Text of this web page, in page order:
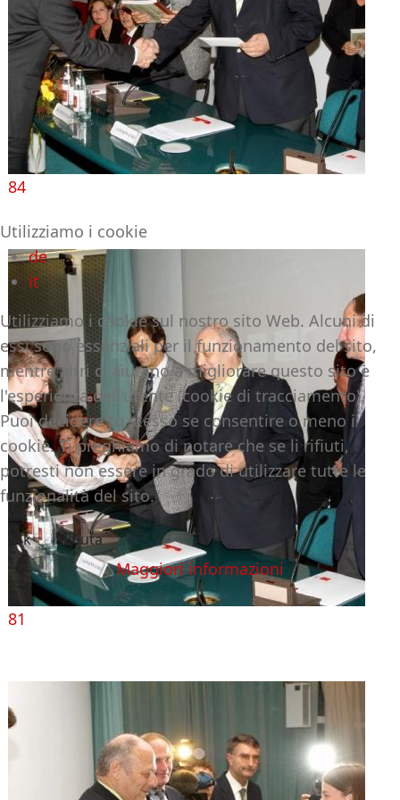
84
81
Utilizziamo i cookie
de
it
Utilizziamo i cookie sul nostro sito Web. Alcuni di
essi sono essenziali per il funzionamento del sito,
mentre altri ci aiutano a migliorare questo sito e
l'esperienza dell'utente (cookie di tracciamento).
Puoi decidere tu stesso se consentire o meno i
cookie. Ti preghiamo di notare che se li rifiuti,
potresti non essere in grado di utilizzare tutte le
funzionalità del sito.
Ok Rifiuta
Maggiori informazioni